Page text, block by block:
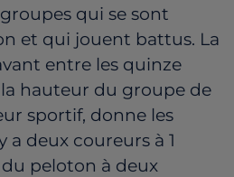
qui se sont
et qui jouent battus. La
entre les quinze
hauteur du groupe de
sportif, donne les
a deux coureurs à 1
peloton à deux